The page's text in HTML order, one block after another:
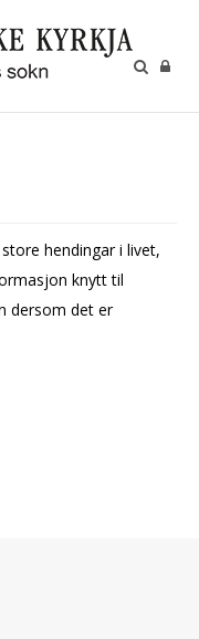
hendingar i livet,
knytt til
dersom det er